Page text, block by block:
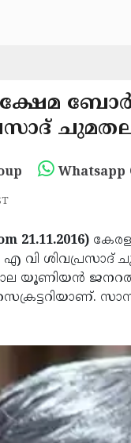
Whatsapp
21.11.2016)
എ വി
യൂണിയന്‍ ജനറല്‍